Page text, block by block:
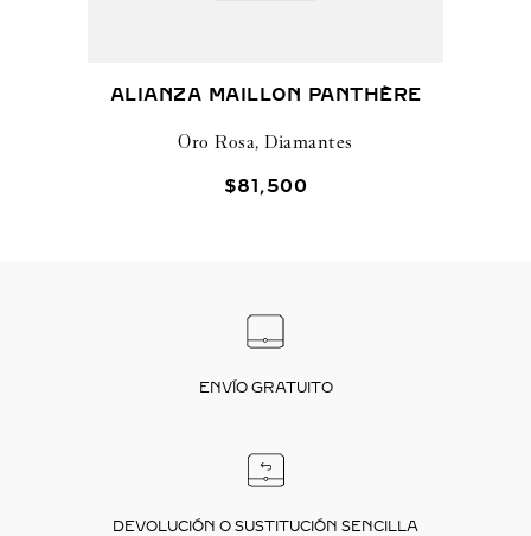
ALIANZA MAILLON PANTHÈRE
Oro Rosa, Diamantes
$81 ,500
ENVÍO GRATUITO
DEVOLUCIÓN O SUSTITUCIÓN SENCILLA